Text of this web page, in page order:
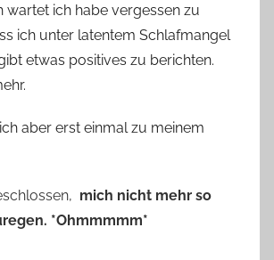
wartet ich habe vergessen zu
ich unter latentem Schlafmangel
etwas positives zu berichten.
aber erst einmal zu meinem
mich nicht mehr so
*Ohmmmmm*